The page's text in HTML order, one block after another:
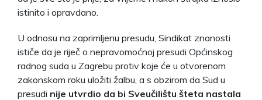
istinito i opravdano.
U odnosu na zaprimljenu presudu, Sindikat znanosti
ističe da je riječ o nepravomoćnoj presudi Općinskog
radnog suda u Zagrebu protiv koje će u otvorenom
zakonskom roku uložiti žalbu, a s obzirom da Sud u
presudi nije utvrdio da bi Sveučilištu šteta nastala